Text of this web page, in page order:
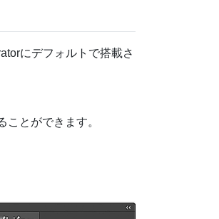
にデフォルトで搭載さ
とができます。